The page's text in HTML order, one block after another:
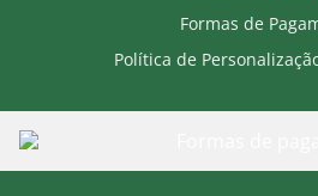
Formas de
Política de